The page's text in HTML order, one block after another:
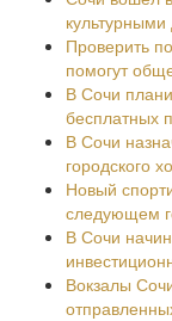
Проверить
помогут
В Сочи
бесплатных
В Сочи
городского
Новый
следующем
В Сочи
Вокзалы